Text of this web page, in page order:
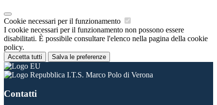
Cookie necessari per il funzionamento
I cookie necessari per il funzionamento non possono essere
disabilitati. È possibile consultare l'elenco nella pagina della cookie
policy.
Accetta tutti Salva le preferenze
I.T.S. Marco Polo di Verona
Contatti